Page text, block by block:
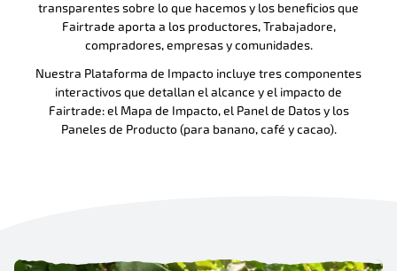
transparentes sobre lo que hacemos y los beneficios que
Fairtrade aporta a los productores, Trabajadore,
compradores, empresas y comunidades.
Nuestra Plataforma de Impacto incluye tres componentes
interactivos que detallan el alcance y el impacto de
Fairtrade: el Mapa de Impacto, el Panel de Datos y los
Paneles de Producto (para banano, café y cacao).